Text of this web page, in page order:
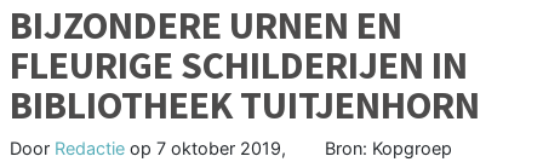
BIJZONDERE URNEN EN
FLEURIGE SCHILDERIJEN IN
BIBLIOTHEEK TUITJENHORN
Door Redactie op 7 oktober 2019,
Bron: Kopgroep